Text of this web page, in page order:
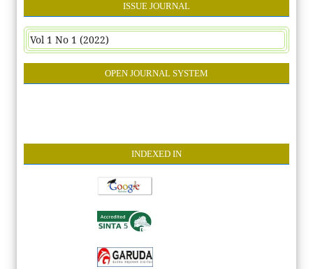
ISSUE JOURNAL
Vol 1 No 1 (2022)
OPEN JOURNAL SYSTEM
INDEXED IN